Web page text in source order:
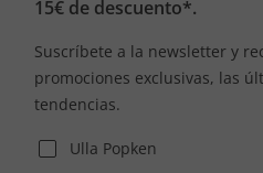
15€ de descuento*.
Suscríbete a la newsletter y
promociones exclusivas, las
tendencias.
Ulla Popken